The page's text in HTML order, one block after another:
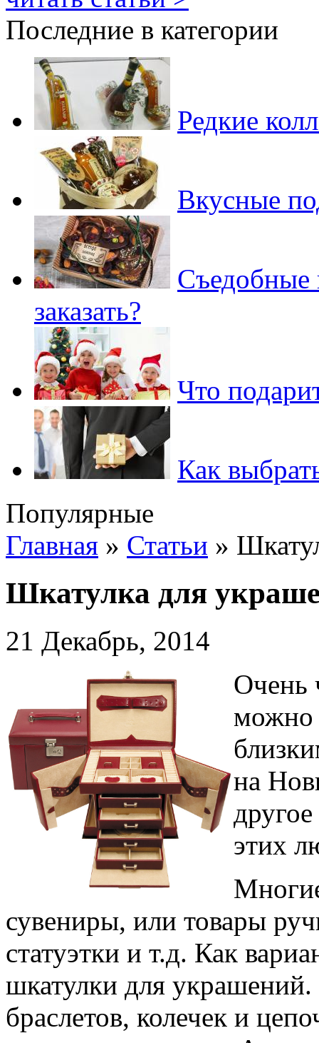
Последние в категории
Редкие
Вкусные
Съедобные
заказать?
Что
Как
Популярные
Главная » Статьи »
Шкатулка для
21 Декабрь, 2014
Очень
можно
на
этих
сувениры, или товары
статуэтки и т.д. Как
шкатулки для украшений.
браслетов, колечек и